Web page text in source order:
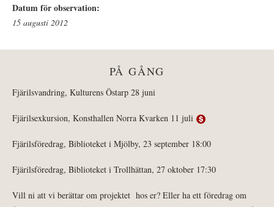
Datum för observation:
15 augusti 2012
PÅ GÅNG
Fjärilsvandring, Kulturens Östarp 28 juni
Fjärilsexkursion, Konsthallen Norra Kvarken 11 juli
Fjärilsföredrag, Biblioteket i Mjölby, 23 september 18:00
Fjärilsföredrag, Biblioteket i Trollhättan, 27 oktober 17:30
Vill ni att vi berättar om projektet hos er? Eller ha ett föredrag om